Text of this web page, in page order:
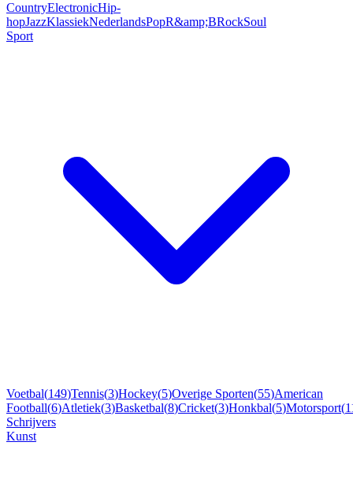
CountryElectronicHip-
hopJazzKlassiekNederlandsPopR&amp;BRockSoul
Sport
Voetbal(149)Tennis(3)Hockey(5)Overige Sporten(55)American
Football(6)Atletiek(3)Basketbal(8)Cricket(3)Honkbal(5)Motorsport(
Schrijvers
Kunst